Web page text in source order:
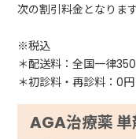
次の割引料金となります
※税込
＊配送料：全国一律
＊初診料・再診料：0円
AGA治療薬